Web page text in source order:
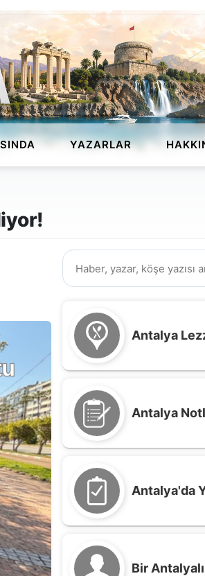
YAZARLAR
Antalya
Antalya
Antalya'da
Bir Antalyalı